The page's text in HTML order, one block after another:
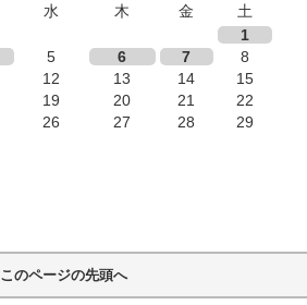
水 木 金
土
1
5 6 7
8
12 13 14
15
19 20 21
22
26 27 28
29
このページの先頭へ